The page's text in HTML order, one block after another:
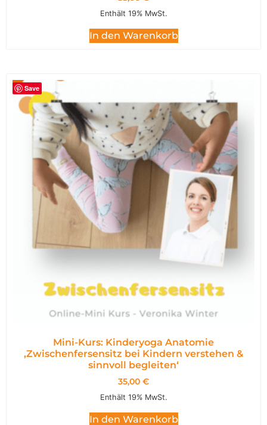
Enthält 19% MwSt.
In den Warenkorb
Save
Mini-Kurs: Kinderyoga Anatomie
,Zwischenfersensitz bei Kindern verstehen &
sinnvoll begleiten‘
35,00 €
Enthält 19% MwSt.
In den Warenkorb